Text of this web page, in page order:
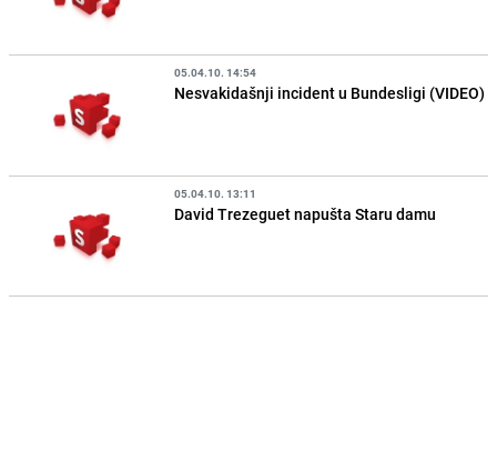
05.04.10. 14:54
Nesvakidašnji incident u Bundesligi (VIDEO)
05.04.10. 13:11
David Trezeguet napušta Staru damu